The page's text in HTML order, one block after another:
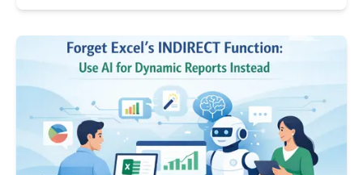
resultados apenas perguntando em linguagem